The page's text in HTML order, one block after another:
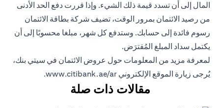
المال إلى أن تسدد قيمة ذلك الشيء. وإذا قررت دفع الحد الأدنى
من رصيد الائتمان بمرور الوقت، تضيف شركة بطاقة الائتمان
رسوم فائدة إلى حسابك. وستدفع كل شهر، مبلغا محسوبًا إلى أن
يكتمل سداد المبلغ المُقترَض.
لمعرفة مزيد من المعلومات حول عروض الائتمان في سيتي بنك،
يُرجى زيارة الموقع الإلكتروني www.citibank.ae/ar
.
مقالات ذات صلة